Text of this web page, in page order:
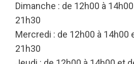
Dimanche : de 12h00 à
21h30
Mercredi : de 12h00 à 14h00
21h30